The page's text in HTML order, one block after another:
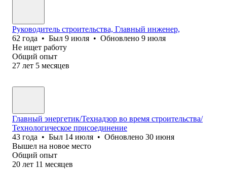
Руководитель строительства, Главный инженер,
62 года • Был 9 июля • Обновлено 9 июля
Не ищет работу
Общий опыт
27 лет 5 месяцев
Главный энергетик/Технадзор во время строительства/
Технологическое присоединение
43 года • Был 14 июля • Обновлено 30 июня
Вышел на новое место
Общий опыт
20 лет 11 месяцев